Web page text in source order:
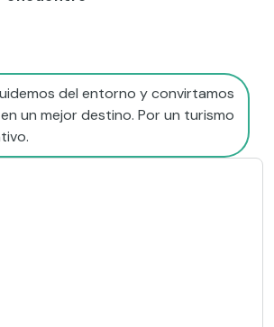
del entorno y convirtamos
un mejor destino. Por un turismo